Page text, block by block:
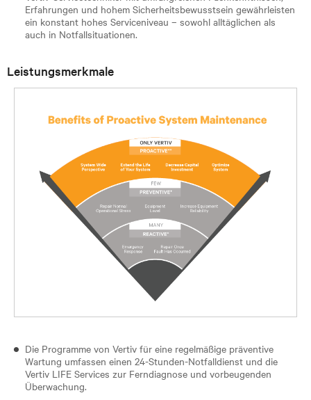
Erfahrungen und hohem Sicherheitsbewusstsein gewährleisten
ein konstant hohes Serviceniveau – sowohl alltäglichen als
auch in Notfallsituationen.
Leistungsmerkmale
Die Programme von Vertiv für eine regelmäßige präventive
Wartung umfassen einen 24-Stunden-Notfalldienst und die
Vertiv LIFE Services zur Ferndiagnose und vorbeugenden
Überwachung.